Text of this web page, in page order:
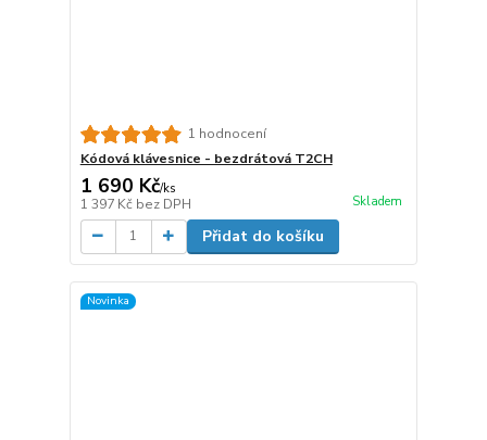
1 hodnocení
Kódová klávesnice - bezdrátová T2CH
1 690 Kč/ks
1 397 Kč bez DPH Skladem
Přidat do košíku
Novinka